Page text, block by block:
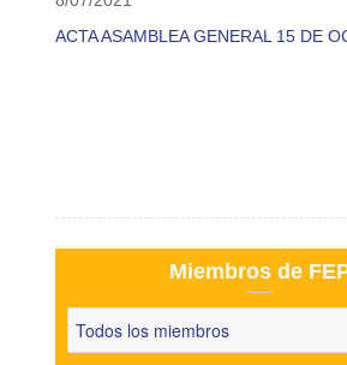
ACTA ASAMBLEA GENERAL 15 DE
Miembros de